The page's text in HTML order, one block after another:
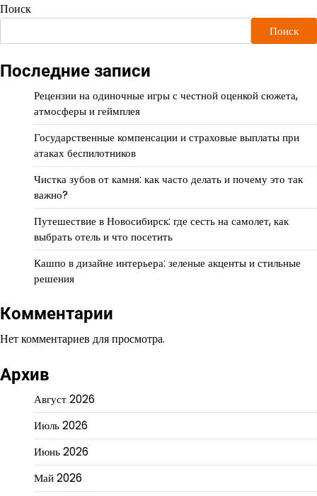
Поиск
Поиск
Последние записи
Рецензии на одиночные игры с честной оценкой сюжета,
атмосферы и геймплея
Государственные компенсации и страховые выплаты при
атаках беспилотников
Чистка зубов от камня: как часто делать и почему это так
важно?
Путешествие в Новосибирск: где сесть на самолет, как
выбрать отель и что посетить
Кашпо в дизайне интерьера: зеленые акценты и стильные
решения
Комментарии
Нет комментариев для просмотра.
Архив
Август 2026
Июль 2026
Июнь 2026
Май 2026